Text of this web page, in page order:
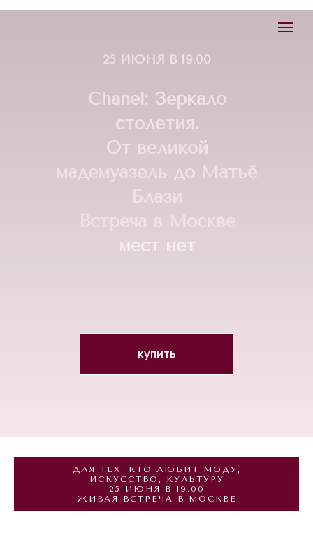
25 ИЮНЯ В 19.00
Chanel: Зеркало
столетия.
От великой
мадемуазель до Матьё
мест нет
купить
ДЛЯ ТЕХ, КТО ЛЮБИТ МОДУ,
ИСКУССТВО, КУЛЬТУРУ
25 ИЮНЯ В 19.00
ЖИВАЯ ВСТРЕЧА В МОСКВЕ